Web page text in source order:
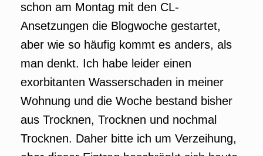
schon am Montag mit den CL-
Ansetzungen die Blogwoche gestartet,
aber wie so häufig kommt es anders, als
man denkt. Ich habe leider einen
exorbitanten Wasserschaden in meiner
Wohnung und die Woche bestand bisher
aus Trocknen, Trocknen und nochmal
Trocknen. Daher bitte ich um Verzeihung,